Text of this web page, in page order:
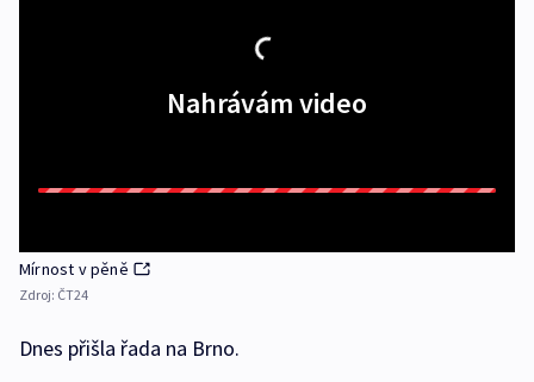
Nahrávám video
Mírnost v pěně
Zdroj: ČT24
Dnes přišla řada na Brno.